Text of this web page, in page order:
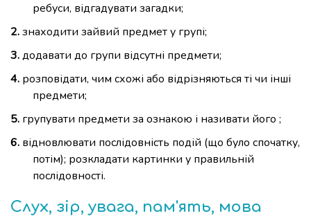
ребуси, відгадувати загадки;
знаходити зайвий предмет у групі;
додавати до групи відсутні предмети;
розповідати, чим схожі або відрізняються ті чи інші
предмети;
групувати предмети за ознакою і називати його ;
відновлювати послідовність подій (що було спочатку,
потім); розкладати картинки у правильній
послідовності.
Слух, зір, увага, пам'ять, мова